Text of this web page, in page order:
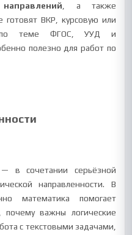
направлений , а также
готовят ВКР, курсовую или
по теме ФГОС, УУД и
полезно для работ по
в сочетании серьёзной
направленности. В
математика помогает
почему важны логические
с текстовыми задачами,